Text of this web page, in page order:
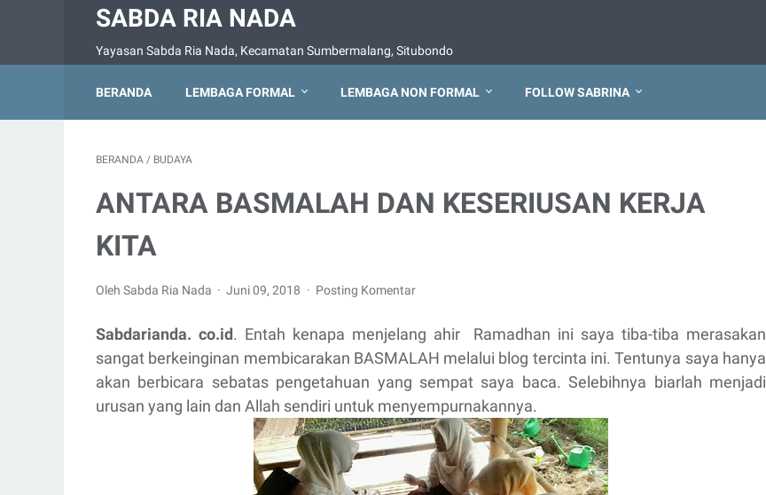
SABDA RIA NADA
Yayasan Sabda Ria Nada, Kecamatan Sumbermalang, Situbondo
BERANDA LEMBAGA FORMAL LEMBAGA NON FORMAL FOLLOW SABRINA
BERANDA / BUDAYA
ANTARA BASMALAH DAN KESERIUSAN KERJA
KITA
Oleh Sabda Ria Nada Juni 09, 2018 Posting Komentar
Sabdarianda. co.id. Entah kenapa menjelang ahir Ramadhan ini saya tiba-tiba merasakan
sangat berkeinginan membicarakan BASMALAH melalui blog tercinta ini. Tentunya saya hanya
akan berbicara sebatas pengetahuan yang sempat saya baca. Selebihnya biarlah menjadi
urusan yang lain dan Allah sendiri untuk menyempurnakannya.